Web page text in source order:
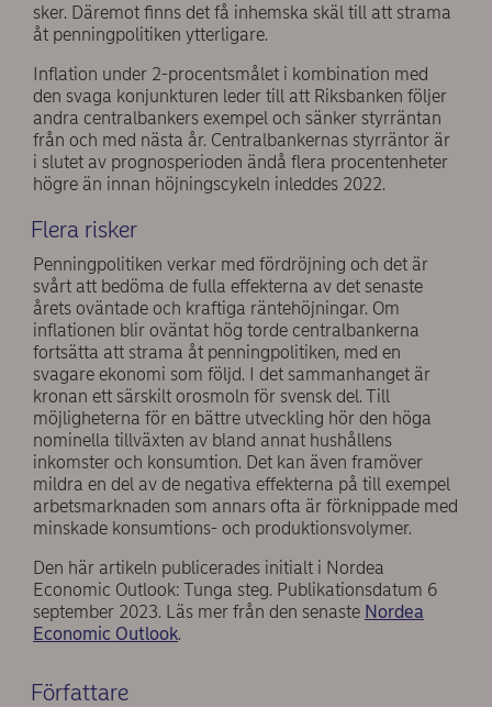
sker. Däremot finns det få inhemska skäl till att strama
åt penningpolitiken ytterligare.
Inflation under 2-procentsmålet i kombination med
den svaga konjunkturen leder till att Riksbanken följer
andra centralbankers exempel och sänker styrräntan
från och med nästa år. Centralbankernas styrräntor är
i slutet av prognosperioden ändå flera procentenheter
högre än innan höjningscykeln inleddes 2022.
Flera risker
Penningpolitiken verkar med fördröjning och det är
svårt att bedöma de fulla effekterna av det senaste
årets oväntade och kraftiga räntehöjningar. Om
inflationen blir oväntat hög torde centralbankerna
fortsätta att strama åt penningpolitiken, med en
svagare ekonomi som följd. I det sammanhanget är
kronan ett särskilt orosmoln för svensk del. Till
möjligheterna för en bättre utveckling hör den höga
nominella tillväxten av bland annat hushållens
inkomster och konsumtion. Det kan även framöver
mildra en del av de negativa effekterna på till exempel
arbetsmarknaden som annars ofta är förknippade med
minskade konsumtions- och produktionsvolymer.
Den här artikeln publicerades initialt i Nordea
Economic Outlook: Tunga steg. Publikationsdatum 6
september 2023. Läs mer från den senaste Nordea
Economic Outlook.
Författare